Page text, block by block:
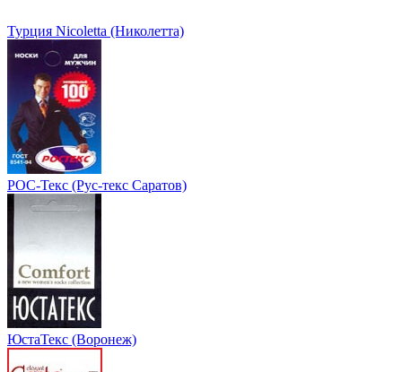
Турция Nicoletta (Николетта)
РОС-Текс (Рус-текс Саратов)
ЮстаТекс (Воронеж)